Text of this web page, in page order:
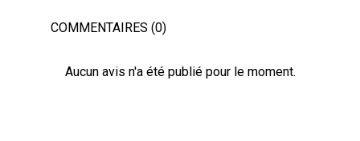
COMMENTAIRES (0)
Aucun avis n'a été publié pour le moment.